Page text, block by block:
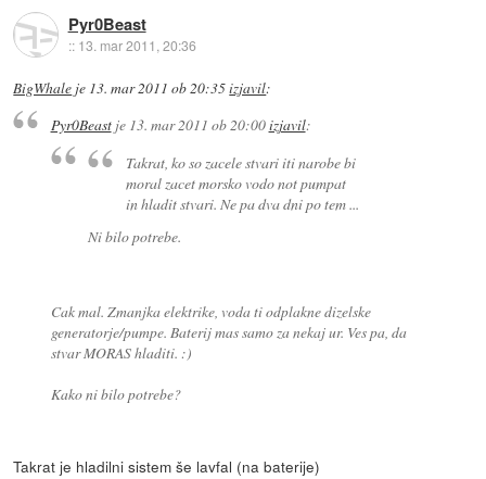
Pyr0Beast
:: 13. mar 2011, 20:36
BigWhale je 13. mar 2011 ob 20:35izjavil:
Pyr0Beastje 13. mar 2011 ob 20:00izjavil:
Takrat, ko so zacele stvari iti narobe bi
moral zacet morsko vodo not pumpat
in hladit stvari. Ne pa dva dni po tem ...
Ni bilo potrebe.
Cak mal. Zmanjka elektrike, voda ti odplakne dizelske
generatorje/pumpe. Baterij mas samo za nekaj ur. Ves pa, da
stvar MORAS hladiti. :)
Kako ni bilo potrebe?
Takrat je hladilni sistem še lavfal (na baterije)